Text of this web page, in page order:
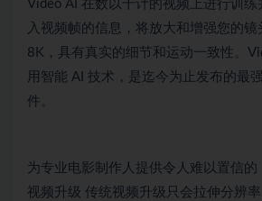
Video AI 在数以千计的视频上进行训练
入视频帧的信息，将放大和增强您的镜
8K，具有真实的细节和运动一致性。
用智能 AI 技术，是迄今为止发布的最
件。
为专业电影制作人提供令人难以置信的
视频升级 传统视频升级只会拉伸分辨